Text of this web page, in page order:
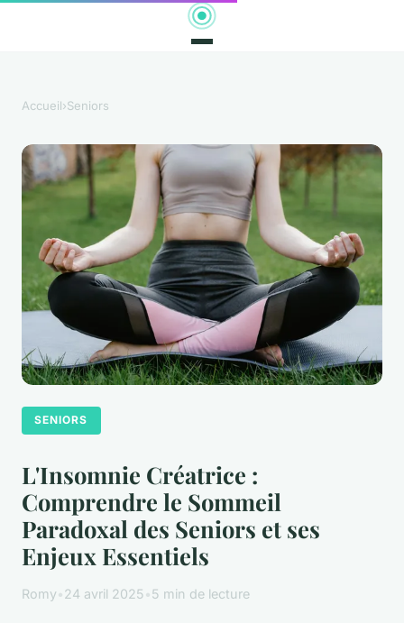
Accueil›Seniors
SENIORS
L'Insomnie Créatrice :
Comprendre le Sommeil
Paradoxal des Seniors et ses
Enjeux Essentiels
Romy•24 avril 2025•5 min de lecture